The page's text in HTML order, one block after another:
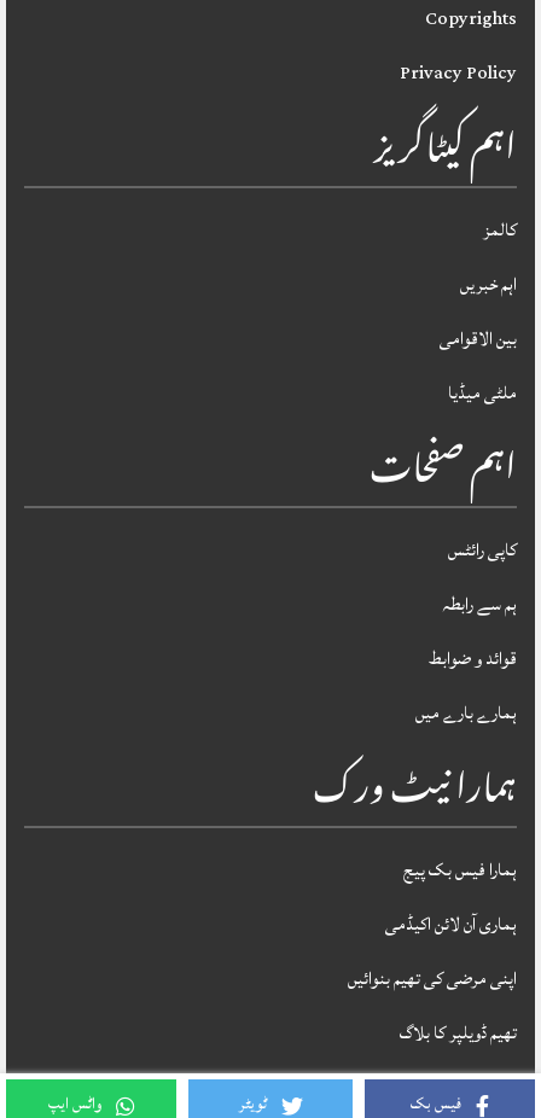
فیس بک ٹویٹر واٹس ایپ
Copyrights
Privacy Policy
اہم کیٹاگریز
کالمز
اہم خبریں
بین الاقوامی
ملٹی میڈیا
اہم صفحات
کاپی رائٹس
ہم سے رابطہ
قوائد و ضوابط
ہمارے بارے میں
ہمارا نیٹ ورک
ہمارا فیس بک پیج
ہماری آن لائن اکیڈمی
اپنی مرضی کی تھیم بنوائیں
تھیم ڈویلپر کا بلاگ
Theme Designed & Developed By STYLOTHEMES